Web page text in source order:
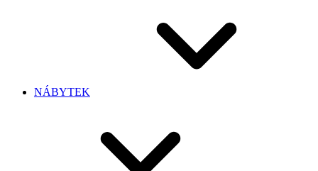
NÁBYTEK